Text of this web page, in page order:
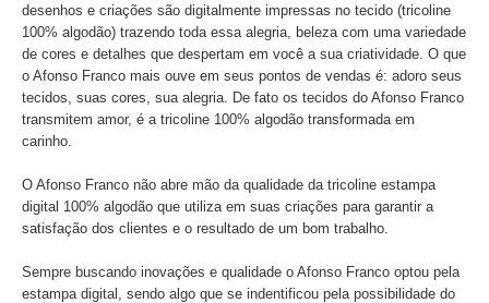
desenhos e criações são digitalmente impressas no tecido (tricoline
100% algodão) trazendo toda essa alegria, beleza com uma variedade
de cores e detalhes que despertam em você a sua criatividade. O que
o Afonso Franco mais ouve em seus pontos de vendas é: adoro seus
tecidos, suas cores, sua alegria. De fato os tecidos do Afonso Franco
transmitem amor, é a tricoline 100% algodão transformada em
carinho.
O Afonso Franco não abre mão da qualidade da tricoline estampa
digital 100% algodão que utiliza em suas criações para garantir a
satisfação dos clientes e o resultado de um bom trabalho.
Sempre buscando inovações e qualidade o Afonso Franco optou pela
estampa digital, sendo algo que se indentificou pela possibilidade do